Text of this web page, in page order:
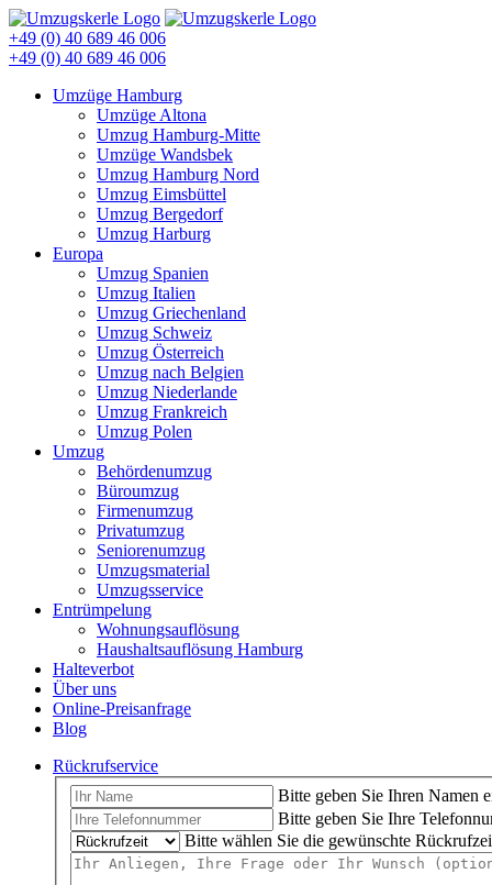
+49 (0) 40 689 46 006
+49 (0) 40 689 46 006
Umzüge Hamburg
Umzüge Altona
Umzug Hamburg-Mitte
Umzüge Wandsbek
Umzug Hamburg Nord
Umzug Eimsbüttel
Umzug Bergedorf
Umzug Harburg
Europa
Umzug Spanien
Umzug Italien
Umzug Griechenland
Umzug Schweiz
Umzug Österreich
Umzug nach Belgien
Umzug Niederlande
Umzug Frankreich
Umzug Polen
Umzug
Behördenumzug
Büroumzug
Firmenumzug
Privatumzug
Seniorenumzug
Umzugsmaterial
Umzugsservice
Entrümpelung
Wohnungsauflösung
Haushaltsauflösung Hamburg
Halteverbot
Über uns
Online-Preisanfrage
Blog
Rückrufservice
Bitte geben Sie Ihren Namen
Bitte geben Sie Ihre
Bitte wählen Sie die gewünschte